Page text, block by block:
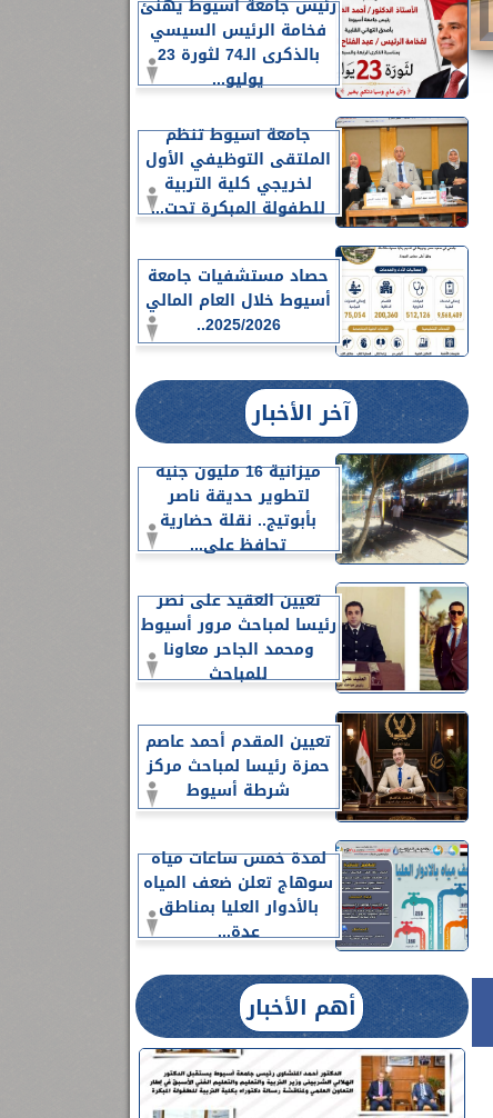
رئيس جامعة أسيوط يهنئ
فخامة الرئيس السيسي
بالذكرى الـ74 لثورة 23
يوليو...
جامعة أسيوط تنظم
الملتقى التوظيفي الأول
لخريجي كلية التربية
للطفولة المبكرة تحت...
حصاد مستشفيات جامعة
أسيوط خلال العام المالي
2025/2026..
آخر الأخبار
ميزانية 16 مليون جنيه
لتطوير حديقة ناصر
بأبوتيج.. نقلة حضارية
تحافظ على...
تعيين العقيد على نصر
رئيسا لمباحث مرور أسيوط
ومحمد الجاحر معاونا
للمباحث
تعيين المقدم أحمد عاصم
حمزة رئيسا لمباحث مركز
شرطة أسيوط
لمدة خمس ساعات مياه
سوهاج تعلن ضعف المياه
بالأدوار العليا بمناطق
عدة...
أهم الأخبار